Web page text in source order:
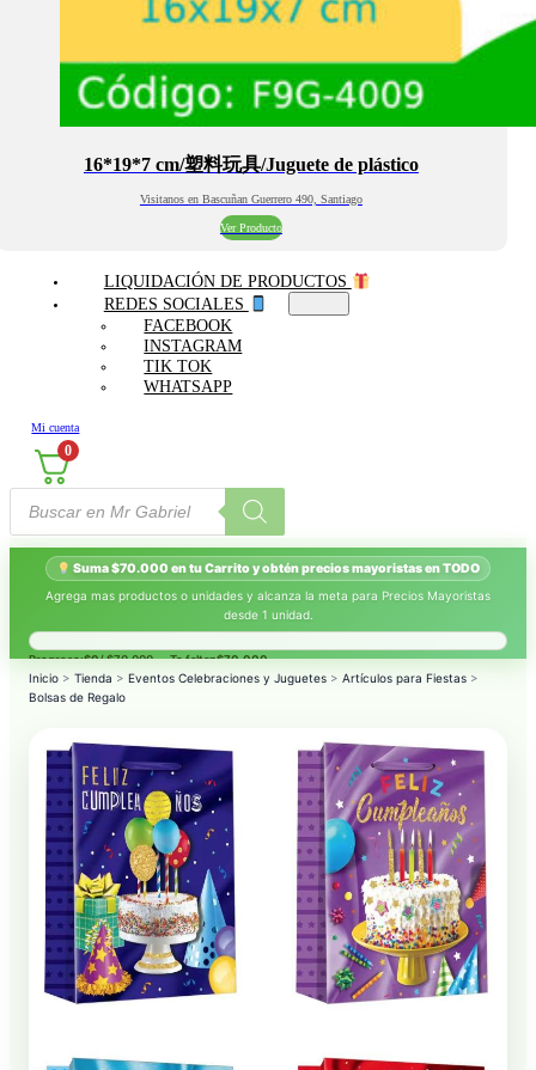
16*19*7 cm/塑料玩具/Juguete de plástico
Visitanos en Bascuñan Guerrero 490, Santiago
Ver Producto
LIQUIDACIÓN DE PRODUCTOS
REDES SOCIALES
FACEBOOK
INSTAGRAM
TIK TOK
WHATSAPP
Mi cuenta
0
Búsqueda
productos
Suma $70.000 en tu Carrito y obtén precios mayoristas en TODO
Agrega mas productos o unidades y alcanza la meta para Precios Mayoristas
desde 1 unidad.
Progreso:$0/ $70.000 — Te faltan$70.000.
Inicio > Tienda > Eventos Celebraciones y Juguetes > Artículos para Fiestas >
Bolsas de Regalo